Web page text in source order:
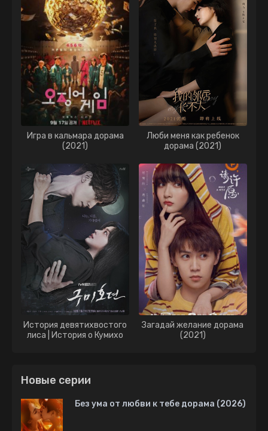
Игра в кальмара дорама
(2021)
Люби меня как ребенок
дорама (2021)
История девятихвостого
лиса | История о Кумихо
Загадай желание дорама
(2021)
Новые серии
Без ума от любви к тебе дорама (2026)